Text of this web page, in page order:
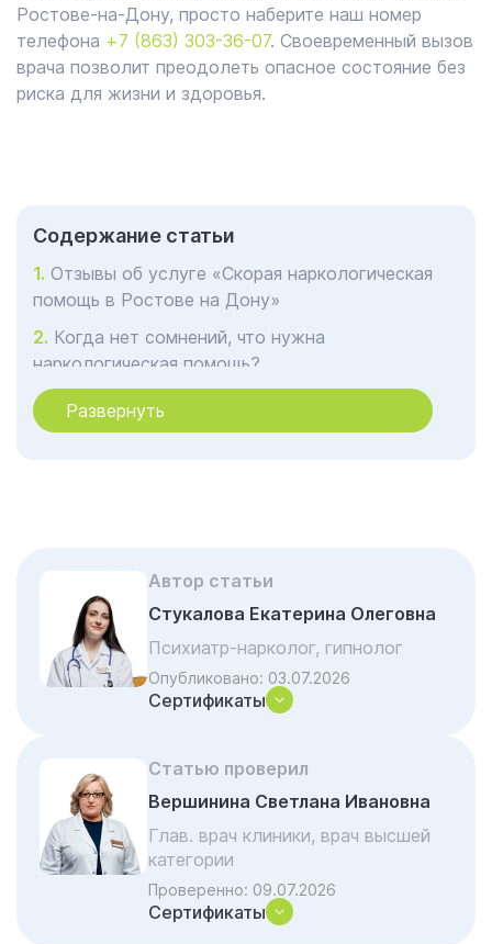
Ростове-на-Дону, просто наберите наш номер
телефона +7 (863) 303-36-07. Своевременный вызов
врача позволит преодолеть опасное состояние без
риска для жизни и здоровья.
Cодержание статьи
Отзывы об услуге «Скорая наркологическая
помощь в Ростове на Дону»
Когда нет сомнений, что нужна
наркологическая помощь?
Показания и противопоказания для
срочной помощи в Ростове на Дону
Дальнейшая реабилитация
Какие услуги срочной наркологической
помощи доступны на дому?
Важные вопросы-ответы по наркологии
наркологическая помощь
Почему в критической ситуации выбирают
«Гармонию»
Не ждите критического момента
Эффективность помощи: цифры и факты
Почему стоит обратиться к нам
Развернуть
Автор статьи
Стукалова Екатерина Олеговна
Психиатр-нарколог, гипнолог
Опубликовано: 03.07.2026
Сертификаты
Статью проверил
Вершинина Светлана Ивановна
Глав. врач клиники, врач высшей
категории
Проверенно: 09.07.2026
Сертификаты